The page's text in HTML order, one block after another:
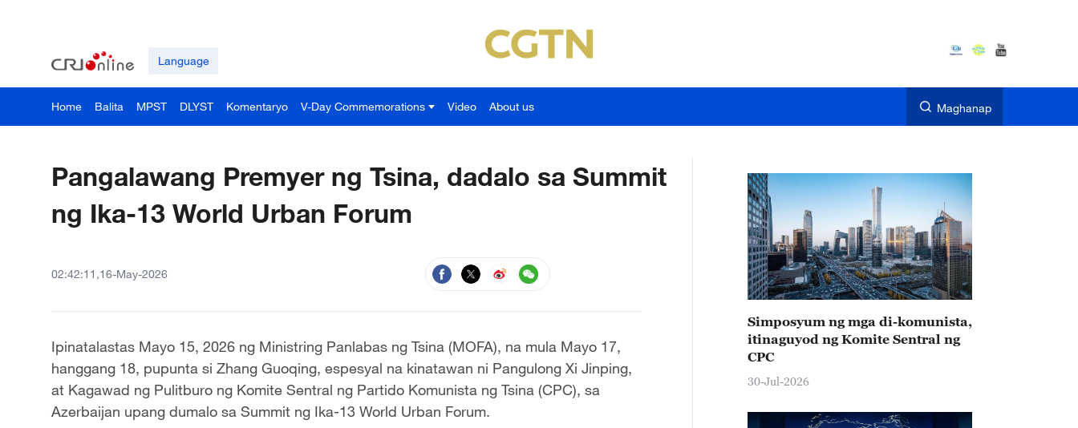
Language
Home Balita MPST DLYST Komentaryo V-Day Commemorations Video About us Maghanap
Pangalawang Premyer ng Tsina, dadalo sa Summit
ng Ika-13 World Urban Forum
02:42:11,16-May-2026
Ipinatalastas Mayo 15, 2026 ng Ministring Panlabas ng Tsina (MOFA), na mula Mayo 17,
hanggang 18, pupunta si Zhang Guoqing, espesyal na kinatawan ni Pangulong Xi Jinping,
at Kagawad ng Pulitburo ng Komite Sentral ng Partido Komunista ng Tsina (CPC), sa
Azerbaijan upang dumalo sa Summit ng Ika-13 World Urban Forum.
Simposyum ng mga di-komunista,
itinaguyod ng Komite Sentral ng
CPC
30-Jul-2026